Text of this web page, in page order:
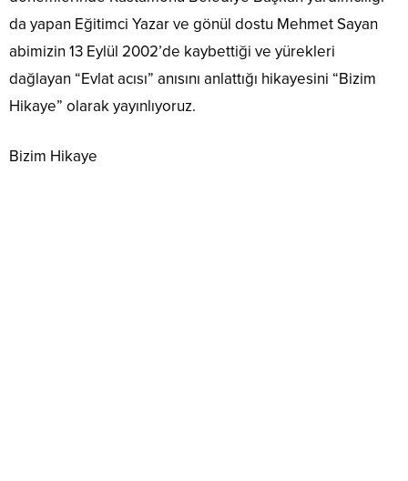
da yapan Eğitimci Yazar ve gönül dostu Mehmet Sayan
abimizin 13 Eylül 2002’de kaybettiği ve yürekleri
dağlayan “Evlat acısı” anısını anlattığı hikayesini “Bizim
Hikaye” olarak yayınlıyoruz.
Bizim Hikaye